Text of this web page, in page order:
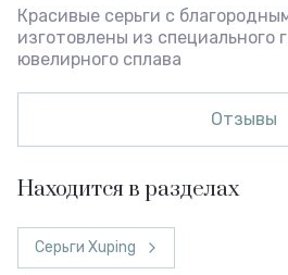
Красивые серьги с
изготовлены из специального
ювелирного сплава
Отзывы
Находится в разделах
Серьги Xuping